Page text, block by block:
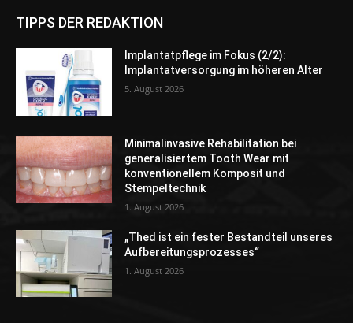
TIPPS DER REDAKTION
Implantatpflege im Fokus (2/2):
Implantatversorgung im höheren Alter
5. August 2026
Minimalinvasive Rehabilitation bei
generalisiertem Tooth Wear mit
konventionellem Komposit und
Stempeltechnik
1. August 2026
„Thed ist ein fester Bestandteil unseres
Aufbereitungsprozesses“
1. August 2026